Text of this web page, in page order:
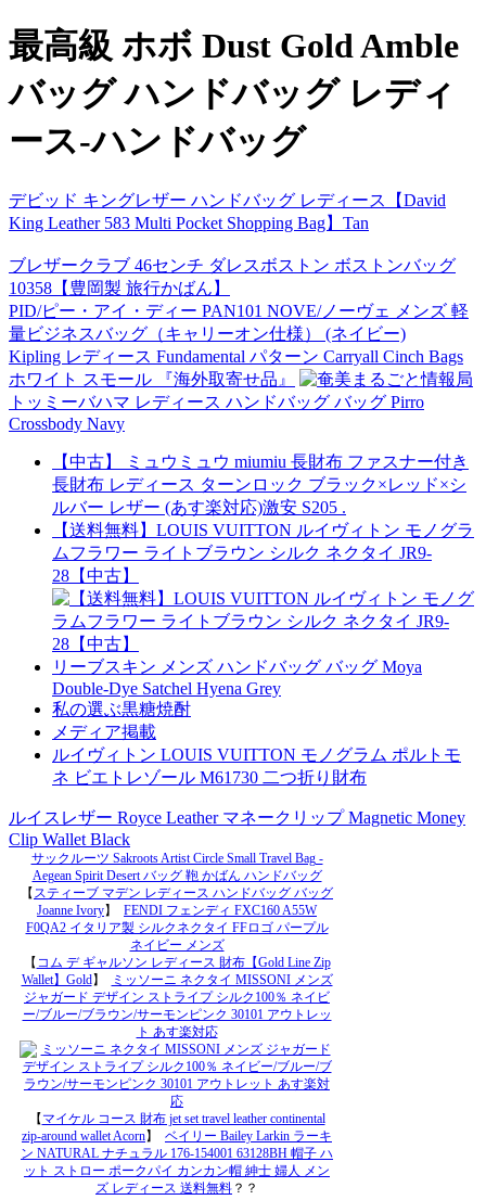
最高級 ホボ Dust Gold Amble
バッグ ハンドバッグ レディ
ース-ハンドバッグ
デビッド キングレザー ハンドバッグ レディース【David
King Leather 583 Multi Pocket Shopping Bag】Tan
ブレザークラブ 46センチ ダレスボストン ボストンバッグ
10358【豊岡製 旅行かばん】
PID/ピー・アイ・ディー PAN101 NOVE/ノーヴェ メンズ 軽
量ビジネスバッグ（キャリーオン仕様） (ネイビー)
Kipling レディース Fundamental パターン Carryall Cinch Bags
ホワイト スモール 『海外取寄せ品』
トッミーバハマ レディース ハンドバッグ バッグ Pirro
Crossbody Navy
【中古】 ミュウミュウ miumiu 長財布 ファスナー付き
長財布 レディース ターンロック ブラック×レッド×シ
ルバー レザー (あす楽対応)激安 S205 .
【送料無料】LOUIS VUITTON ルイヴィトン モノグラ
ムフラワー ライトブラウン シルク ネクタイ JR9-
28【中古】
リーブスキン メンズ ハンドバッグ バッグ Moya
Double-Dye Satchel Hyena Grey
私の選ぶ黒糖焼酎
メディア掲載
ルイヴィトン LOUIS VUITTON モノグラム ポルトモ
ネ ビエトレゾール M61730 二つ折り財布
ルイスレザー Royce Leather マネークリップ Magnetic Money
Clip Wallet Black
サックルーツ Sakroots Artist Circle Small Travel Bag -
Aegean Spirit Desert バッグ 鞄 かばん ハンドバッグ
【スティーブ マデン レディース ハンドバッグ バッグ
Joanne Ivory】 FENDI フェンディ FXC160 A55W
F0QA2 イタリア製 シルクネクタイ FFロゴ パープル
ネイビー メンズ
【コム デ ギャルソン レディース 財布【Gold Line Zip
Wallet】Gold】
ミッソーニ ネクタイ MISSONI メンズ
ジャガード デザイン ストライプ シルク100％ ネイビ
ー/ブルー/ブラウン/サーモンピンク 30101 アウトレッ
ト あす楽対応
【マイケル コース 財布 jet set travel leather continental
zip-around wallet Acorn】 ベイリー Bailey Larkin ラーキ
ン NATURAL ナチュラル 176-154001 63128BH 帽子 ハ
ット ストロー ポークパイ カンカン帽 紳士 婦人 メン
ズ レディース 送料無料 ？？